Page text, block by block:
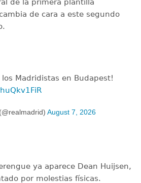
de la primera plantilla
de cara a este segundo
Madridistas en Budapest!
August 7, 2026
ya aparece Dean Huijsen,
por molestias físicas.